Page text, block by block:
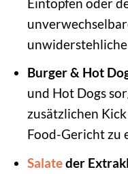
unwiderstehliche
Burger & Hot
und Hot Dogs
zusätzlichen
Food-Gericht zu
Salateder